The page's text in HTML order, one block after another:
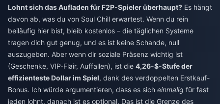
Lohnt sich das Aufladen für F2P-Spieler überhaupt? Es hängt
davon ab, was du von Soul Chill erwartest. Wenn du rein
beiläufig hier bist, bleib kostenlos – die täglichen Systeme
tragen dich gut genug, und es ist keine Schande, null
auszugeben. Aber wenn dir soziale Präsenz wichtig ist
(Geschenke, VIP-Flair, Auffallen), ist die 4,26-$-Stufe der
effizienteste Dollar im Spiel, dank des verdoppelten Erstkauf-
Bonus. Ich würde argumentieren, dass es sich einmalig für fast
jeden lohnt, danach ist es optional. Das ist die Grenze des